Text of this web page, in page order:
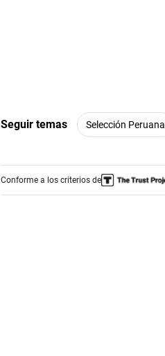
Seguir temas Selección Peruana
Conforme a los criterios de